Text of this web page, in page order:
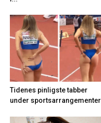
Tidenes pinligste tabber
under sportsarrangementer